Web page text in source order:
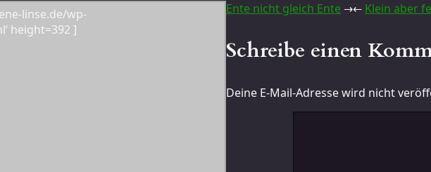
linse.de/wp-
height=392 ]
Ente nicht gleich Ente →← Klein aber
Schreibe einen
Deine E-Mail-Adresse wird nicht